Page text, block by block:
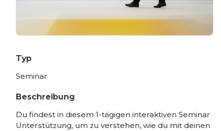
Typ
Seminar
Beschreibung
Du findest in diesem 1-tägigen interaktiven Seminar
Unterstützung, um zu verstehen, wie du mit deinen